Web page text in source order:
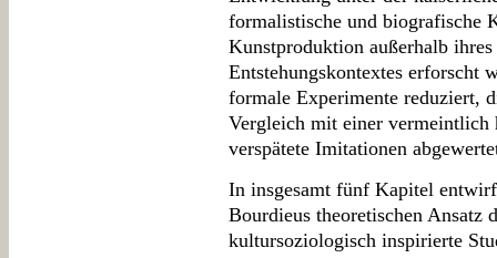
formalistische und biografische
Kunstproduktion außerhalb
Entstehungskontextes erforscht
formale Experimente reduziert,
Vergleich mit einer vermeintlich
verspätete Imitationen
In insgesamt fünf Kapitel
Bourdieus theoretischen Ansatz
kultursoziologisch inspirierte